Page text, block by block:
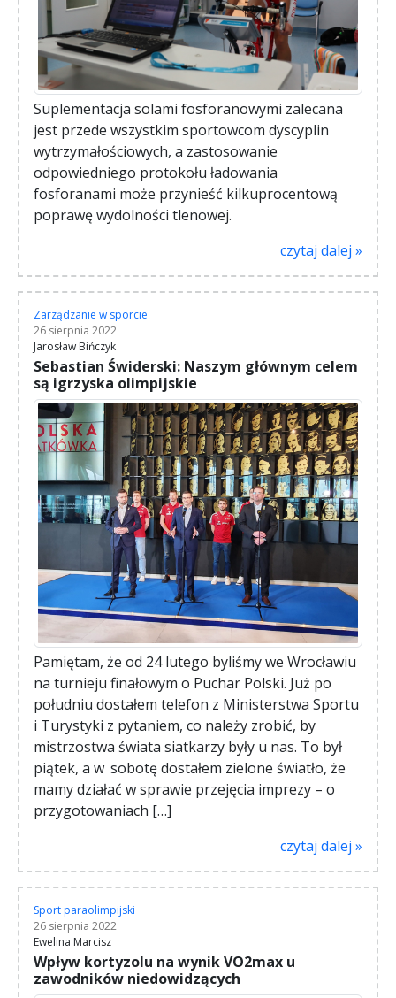
Suplementacja solami fosforanowymi zalecana
jest przede wszystkim sportowcom dyscyplin
wytrzymałościowych, a zastosowanie
odpowiedniego protokołu ładowania
fosforanami może przynieść kilkuprocentową
poprawę wydolności tlenowej.
czytaj dalej »
Zarządzanie w sporcie
26 sierpnia 2022
Jarosław Bińczyk
Sebastian Świderski: Naszym głównym celem
są igrzyska olimpijskie
Pamiętam, że od 24 lutego byliśmy we Wrocławiu
na turnieju finałowym o Puchar Polski. Już po
południu dostałem telefon z Ministerstwa Sportu
i Turystyki z pytaniem, co należy zrobić, by
mistrzostwa świata siatkarzy były u nas. To był
piątek, a w sobotę dostałem zielone światło, że
mamy działać w sprawie przejęcia imprezy – o
przygotowaniach […]
czytaj dalej »
Sport paraolimpijski
26 sierpnia 2022
Ewelina Marcisz
Wpływ kortyzolu na wynik VO2max u
zawodników niedowidzących